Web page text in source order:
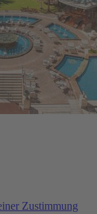
Zustimmung